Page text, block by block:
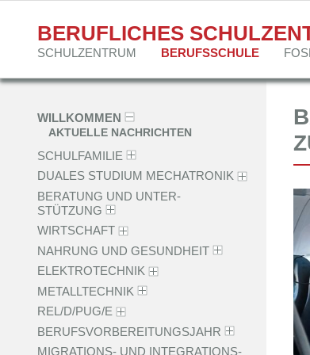
BERUFLICHES
Navigation
SCHULZENTRUM BERUFSSCHULE
Navigation
überspringen
WILLKOMMEN
AKTUELLE NACHRICHTEN
SCHULFAMILIE
DUALES STUDIUM MECHATRONIK
BERATUNG UND UNTER­
STÜTZUNG
WIRTSCHAFT
NAHRUNG UND GESUNDHEIT
ELEKTROTECHNIK
METALLTECHNIK
REL/D/PUG/E
BERUFSVORBEREITUNGSJAHR
MIGRATIONS- UND INTEGRATIONS­